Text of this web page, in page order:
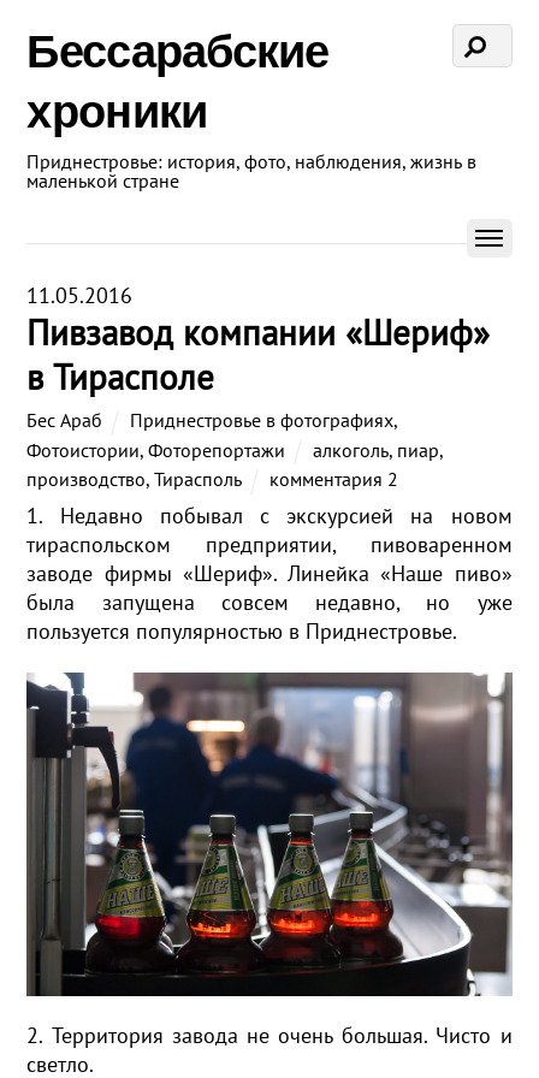
Бессарабские
хроники
Приднестровье: история, фото, наблюдения, жизнь в
маленькой стране
11.05.2016
Пивзавод компании «Шериф»
в Тирасполе
Бес Араб Приднестровье в фотографиях,
Фотоистории,Фоторепортажи алкоголь, пиар,
производство,Тирасполь комментария 2
1. Недавно побывал с экскурсией на новом
тираспольском предприятии, пивоваренном
заводе фирмы «Шериф». Линейка «Наше пиво»
была запущена совсем недавно, но уже
пользуется популярностью в Приднестровье.
2. Территория завода не очень большая. Чисто и
светло.